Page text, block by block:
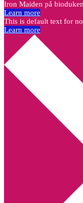
Iron Maiden på bioduken
Learn more
This is default text for
Learn more